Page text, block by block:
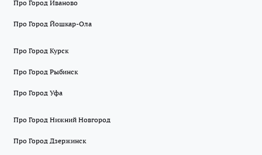
Про Город Иваново
Про Город Йошкар-Ола
Про Город Курск
Про Город Рыбинск
Про Город Уфа
Про Город Нижний Новгород
Про Город Дзержинск